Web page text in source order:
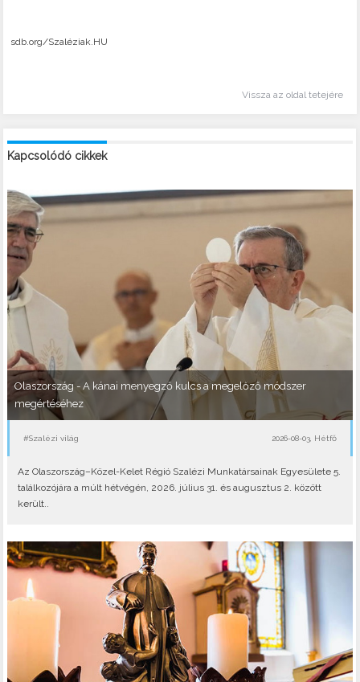
sdb.org/Szaléziak.HU
Vissza az oldal tetejére
Kapcsolódó cikkek
Olaszország - A kánai menyegző kulcs a megelőző módszer
megértéséhez
#Szalézi világ 2026-08-03, Hétfő
Az Olaszország–Közel-Kelet Régió Szalézi Munkatársainak Egyesülete 5.
találkozójára a múlt hétvégén, 2026. július 31. és augusztus 2. között
került..